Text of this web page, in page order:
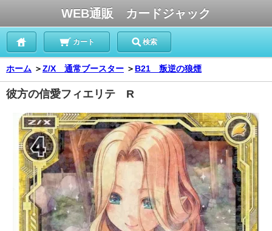
WEB通販 カードジャック
カート 検索
ホーム ＞Z/X 通常ブースター ＞ B21 叛逆の狼煙
彼方の信愛フィエリテ R